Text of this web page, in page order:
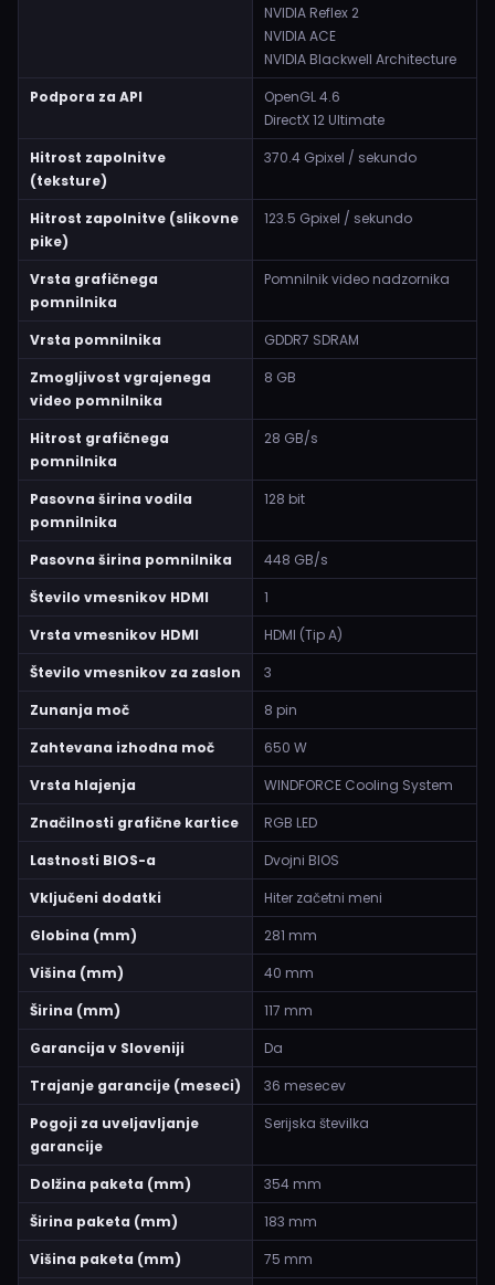
NVIDIA Reflex 2
NVIDIA ACE
NVIDIA Blackwell Architecture
Podpora za API
OpenGL 4.6
DirectX 12 Ultimate
Hitrost zapolnitve
(teksture)
370.4 Gpixel / sekundo
Hitrost zapolnitve (slikovne
pike)
123.5 Gpixel / sekundo
Vrsta grafičnega
pomnilnika
Pomnilnik video nadzornika
Vrsta pomnilnika
GDDR7 SDRAM
Zmogljivost vgrajenega
video pomnilnika
8 GB
Hitrost grafičnega
pomnilnika
28 GB/s
Pasovna širina vodila
pomnilnika
128 bit
Pasovna širina pomnilnika
448 GB/s
Število vmesnikov HDMI
1
Vrsta vmesnikov HDMI
HDMI (Tip A)
Število vmesnikov za zaslon
3
Zunanja moč
8 pin
Zahtevana izhodna moč
650 W
Vrsta hlajenja
WINDFORCE Cooling System
Značilnosti grafične kartice
RGB LED
Lastnosti BIOS-a
Dvojni BIOS
Vključeni dodatki
Hiter začetni meni
Globina (mm)
281 mm
Višina (mm)
40 mm
Širina (mm)
117 mm
Garancija v Sloveniji
Da
Trajanje garancije (meseci)
36 mesecev
Pogoji za uveljavljanje
garancije
Serijska številka
Dolžina paketa (mm)
354 mm
Širina paketa (mm)
183 mm
Višina paketa (mm)
75 mm